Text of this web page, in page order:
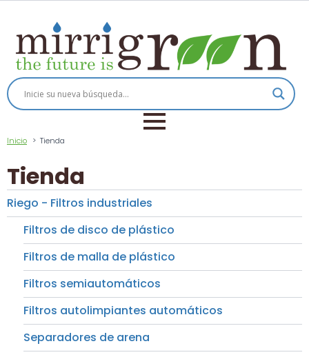
Inicio Tienda
Tienda
Riego - Filtros industriales
Filtros de disco de plástico
Filtros de malla de plástico
Filtros semiautomáticos
Filtros autolimpiantes automáticos
Separadores de arena